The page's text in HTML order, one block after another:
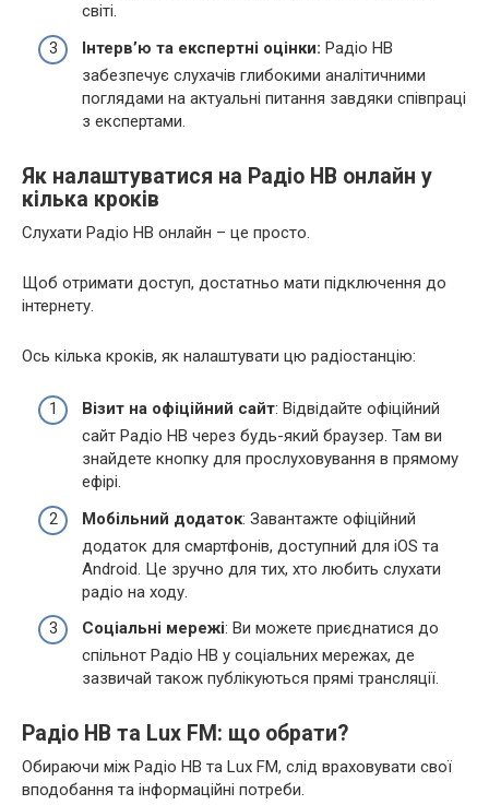
світі.
Інтерв’ю та експертні оцінки: Радіо НВ
забезпечує слухачів глибокими аналітичними
поглядами на актуальні питання завдяки співпраці
з експертами.
Як налаштуватися на Радіо НВ онлайн у
кілька кроків
Слухати Радіо НВ онлайн – це просто.
Щоб отримати доступ, достатньо мати підключення до
інтернету.
Ось кілька кроків, як налаштувати цю радіостанцію:
Візит на офіційний сайт: Відвідайте офіційний
сайт Радіо НВ через будь-який браузер. Там ви
знайдете кнопку для прослуховування в прямому
ефірі.
Мобільний додаток: Завантажте офіційний
додаток для смартфонів, доступний для iOS та
Android. Це зручно для тих, хто любить слухати
радіо на ходу.
Соціальні мережі: Ви можете приєднатися до
спільнот Радіо НВ у соціальних мережах, де
зазвичай також публікуються прямі трансляції.
Радіо НВ та Lux FM: що обрати?
Обираючи між Радіо НВ та Lux FM, слід враховувати свої
вподобання та інформаційні потреби.